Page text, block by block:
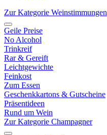
Zur Kategorie Weinstimmungen
Geile Preise
No Alcohol
Trinkreif
Rar & Gereift
Leichtgewichte
Feinkost
Zum Essen
Geschenkkartons & Gutscheine
Präsentideen
Rund um Wein
Zur Kategorie Champagner